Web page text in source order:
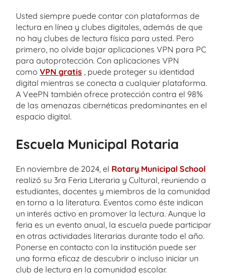
Usted siempre puede contar con plataformas de
lectura en línea y clubes digitales, además de que
no hay clubes de lectura física para usted. Pero
primero, no olvide bajar aplicaciones VPN para PC
para autoprotección. Con aplicaciones VPN
como VPN gratis , puede proteger su identidad
digital mientras se conecta a cualquier plataforma.
A VeePN también ofrece protección contra el 98%
de las amenazas cibernéticas predominantes en el
espacio digital.
Escuela Municipal Rotaria
En noviembre de 2024, el Rotary Municipal School
realizó su 3ra Feria Literaria y Cultural, reuniendo a
estudiantes, docentes y miembros de la comunidad
en torno a la literatura. Eventos como éste indican
un interés activo en promover la lectura. Aunque la
feria es un evento anual, la escuela puede participar
en otras actividades literarias durante todo el año.
Ponerse en contacto con la institución puede ser
una forma eficaz de descubrir o incluso iniciar un
club de lectura en la comunidad escolar.